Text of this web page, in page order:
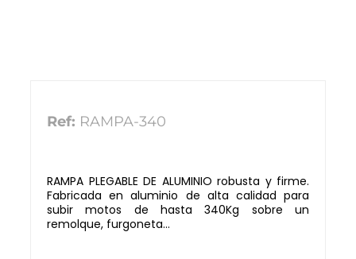
Ref: RAMPA-340
RAMPA PLEGABLE DE ALUMINIO robusta y firme.
Fabricada en aluminio de alta calidad para
subir motos de hasta 340Kg sobre un
remolque, furgoneta…